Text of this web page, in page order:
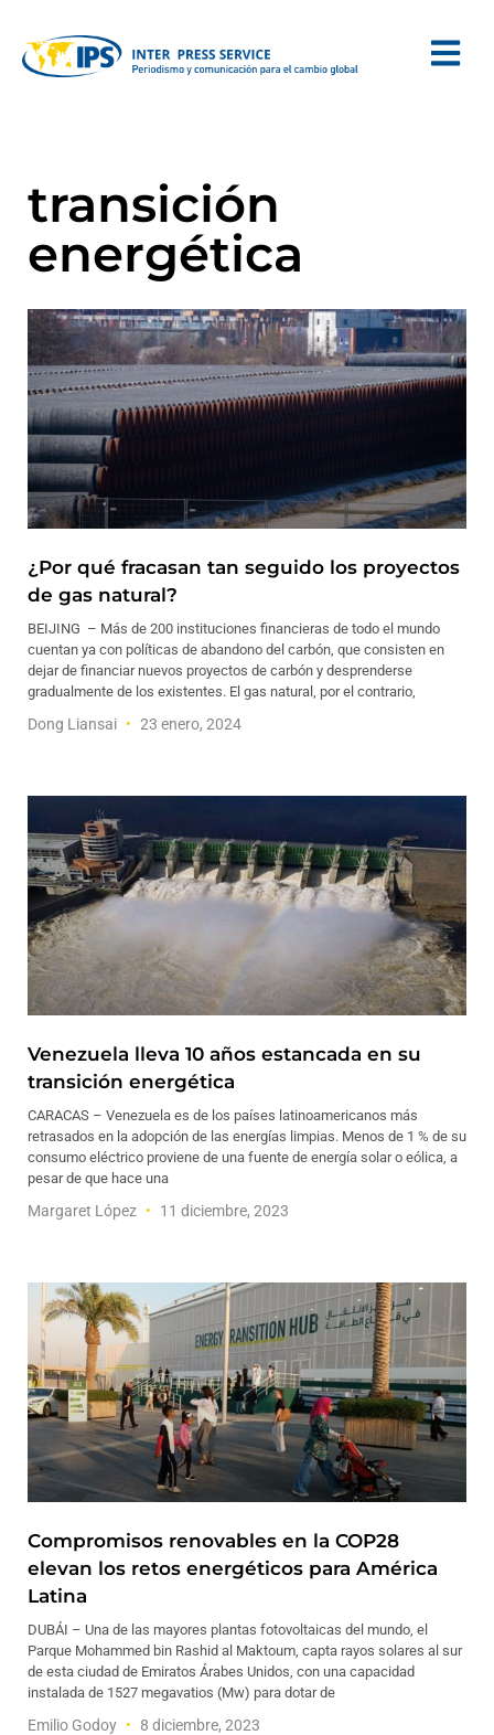
transición
energética
¿Por qué fracasan tan seguido los proyectos
de gas natural?
BEIJING – Más de 200 instituciones financieras de todo el mundo
cuentan ya con políticas de abandono del carbón, que consisten en
dejar de financiar nuevos proyectos de carbón y desprenderse
gradualmente de los existentes. El gas natural, por el contrario,
Dong Liansai 23 enero, 2024
Venezuela lleva 10 años estancada en su
transición energética
CARACAS – Venezuela es de los países latinoamericanos más
retrasados en la adopción de las energías limpias. Menos de 1 % de su
consumo eléctrico proviene de una fuente de energía solar o eólica, a
pesar de que hace una
Margaret López 11 diciembre, 2023
Compromisos renovables en la COP28
elevan los retos energéticos para América
Latina
DUBÁI – Una de las mayores plantas fotovoltaicas del mundo, el
Parque Mohammed bin Rashid al Maktoum, capta rayos solares al sur
de esta ciudad de Emiratos Árabes Unidos, con una capacidad
instalada de 1527 megavatios (Mw) para dotar de
Emilio Godoy 8 diciembre, 2023